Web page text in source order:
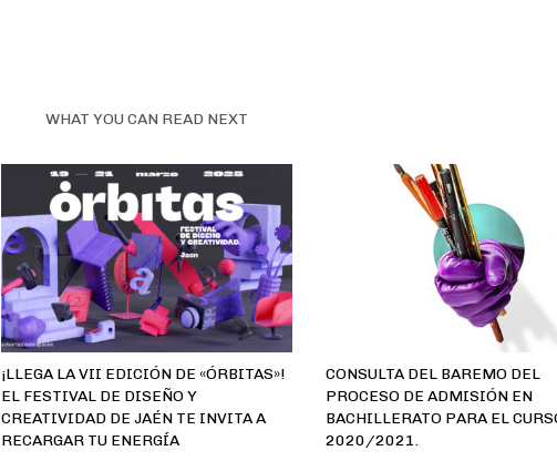
WHAT YOU CAN READ NEXT
¡LLEGA LA VII EDICIÓN DE «ÓRBITAS»!
EL FESTIVAL DE DISEÑO Y
CREATIVIDAD DE JAÉN TE INVITA A
RECARGAR TU ENERGÍA
CONSULTA DEL BAREMO DEL
PROCESO DE ADMISIÓN EN
BACHILLERATO PARA EL
2020/2021.